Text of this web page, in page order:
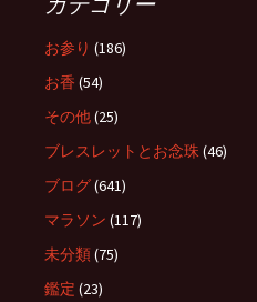
お参り (186)
お香 (54)
その他(25)
ブレスレットとお念珠(46)
ブログ(641)
マラソン (117)
未分類(75)
鑑定 (23)